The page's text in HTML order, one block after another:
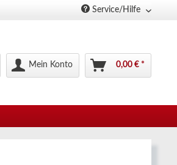
Service/Hilfe
Mein Konto 0,00 € *